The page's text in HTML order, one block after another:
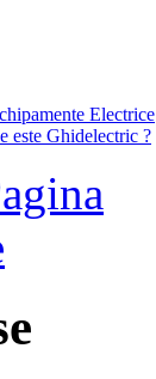
Electrice
este Ghidelectric ?